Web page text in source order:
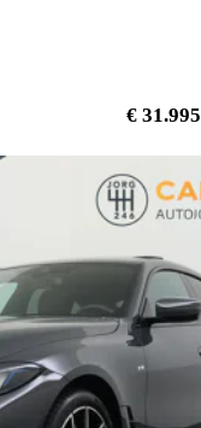
€ 31.995